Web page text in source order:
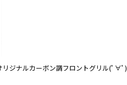
リジナルカーボン調フロントグリル(ﾟ∀ﾟ)